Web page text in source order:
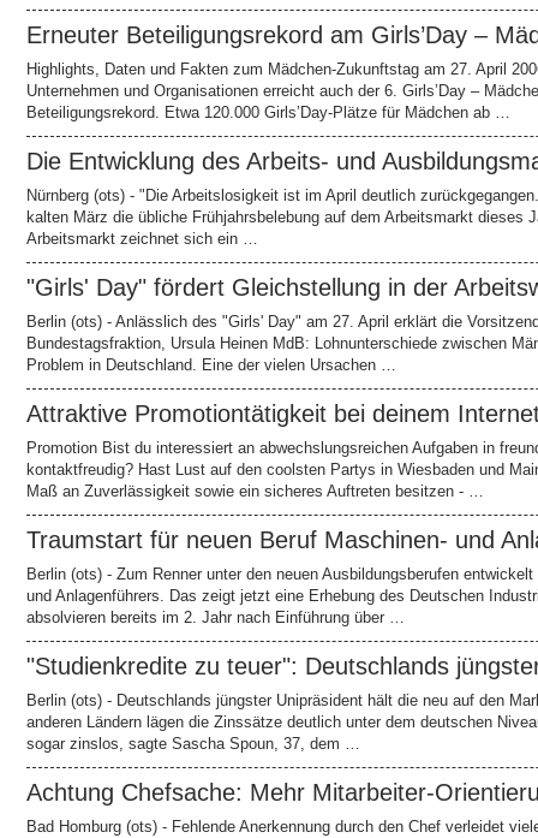
Erneuter Beteiligungsrekord am Girls’Day –
Highlights, Daten und Fakten zum Mädchen-Zukunftstag am 27. April
Unternehmen und Organisationen erreicht auch der 6. Girls’Day –
Beteiligungsrekord. Etwa 120.000 Girls’Day-Plätze für Mädchen ab …
Die Entwicklung des Arbeits- und
Nürnberg (ots) - "Die Arbeitslosigkeit ist im April deutlich
kalten März die übliche Frühjahrsbelebung auf dem Arbeitsmarkt dieses
Arbeitsmarkt zeichnet sich ein …
"Girls' Day" fördert Gleichstellung in der
Berlin (ots) - Anlässlich des "Girls' Day" am 27. April erklärt die
Bundestagsfraktion, Ursula Heinen MdB: Lohnunterschiede zwischen
Problem in Deutschland. Eine der vielen Ursachen …
Attraktive Promotiontätigkeit bei deinem
Promotion Bist du interessiert an abwechslungsreichen Aufgaben in
kontaktfreudig? Hast Lust auf den coolsten Partys in Wiesbaden und
Maß an Zuverlässigkeit sowie ein sicheres Auftreten besitzen - …
Traumstart für neuen Beruf Maschinen- und
Berlin (ots) - Zum Renner unter den neuen Ausbildungsberufen
und Anlagenführers. Das zeigt jetzt eine Erhebung des Deutschen
absolvieren bereits im 2. Jahr nach Einführung über …
"Studienkredite zu teuer": Deutschlands
Berlin (ots) - Deutschlands jüngster Unipräsident hält die neu auf den
anderen Ländern lägen die Zinssätze deutlich unter dem deutschen
sogar zinslos, sagte Sascha Spoun, 37, dem …
Achtung Chefsache: Mehr Mitarbeiter-
Bad Homburg (ots) - Fehlende Anerkennung durch den Chef verleidet